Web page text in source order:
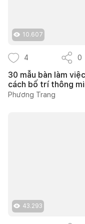
10.607
4 0
30 mẫu bàn làm
cách bố trí thông
Phương Trang
43.293